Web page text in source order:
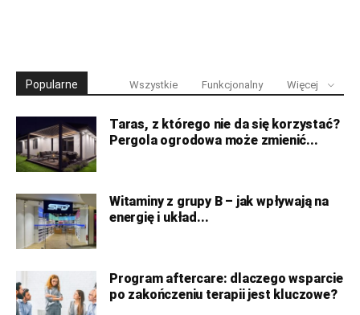
Popularne Wszystkie Funkcjonalny Więcej
Taras, z którego nie da się korzystać?
Pergola ogrodowa może zmienić...
Witaminy z grupy B – jak wpływają na
energię i układ...
Program aftercare: dlaczego wsparcie
po zakończeniu terapii jest kluczowe?